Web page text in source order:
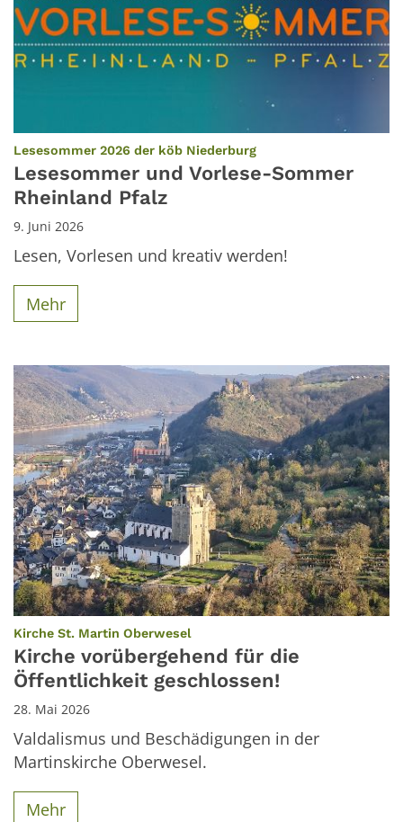
Lesesommer 2026 der köb Niederburg:
Lesesommer und Vorlese-Sommer
Rheinland Pfalz
9. Juni 2026
Lesen, Vorlesen und kreativ werden!
Mehr
Kirche St. Martin Oberwesel
Kirche vorübergehend für die
Öffentlichkeit geschlossen!
28. Mai 2026
Valdalismus und Beschädigungen in der
Martinskirche Oberwesel.
Mehr